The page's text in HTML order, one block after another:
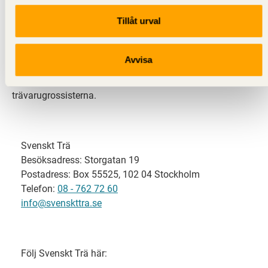
Tillåt urval
Avvisa
Svenskt Trä representerar svensk sågverksindustri
och är en del av branschorganisationen
svensk limträ-, KL-trä- och förpackningsindustri samt
trävarugrossisterna.
Svenskt Trä
Besöksadress: Storgatan 19
Postadress: Box 55525, 102 04 Stockholm
Telefon: 08 - 762 72 60
info@svenskttra.se
Följ Svenskt Trä här: